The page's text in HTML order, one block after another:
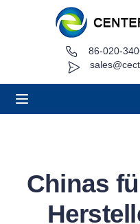
86-020-
Chinas
Um